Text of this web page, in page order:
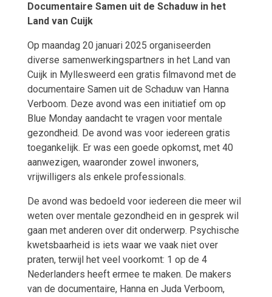
Documentaire Samen uit de Schaduw in het
Land van Cuijk
Op maandag 20 januari 2025 organiseerden
diverse samenwerkingspartners in het Land van
Cuijk in Myllesweerd een gratis filmavond met de
documentaire Samen uit de Schaduw van Hanna
Verboom. Deze avond was een initiatief om op
Blue Monday aandacht te vragen voor mentale
gezondheid. De avond was voor iedereen gratis
toegankelijk. Er was een goede opkomst, met 40
aanwezigen, waaronder zowel inwoners,
vrijwilligers als enkele professionals.
De avond was bedoeld voor iedereen die meer wil
weten over mentale gezondheid en in gesprek wil
gaan met anderen over dit onderwerp. Psychische
kwetsbaarheid is iets waar we vaak niet over
praten, terwijl het veel voorkomt: 1 op de 4
Nederlanders heeft ermee te maken. De makers
van de documentaire, Hanna en Juda Verboom,